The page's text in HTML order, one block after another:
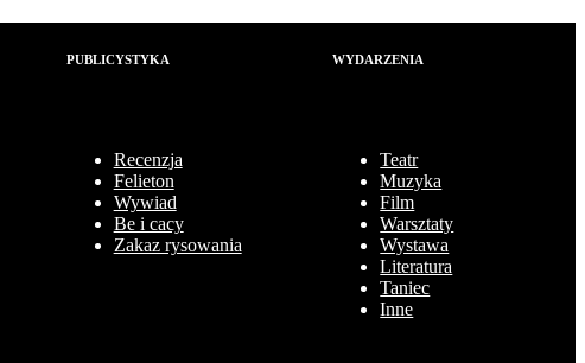
PUBLICYSTYKA
Recenzja
Felieton
Wywiad
Be i cacy
Zakaz rysowania
WYDARZENIA
Teatr
Muzyka
Film
Warsztaty
Wystawa
Literatura
Taniec
Inne